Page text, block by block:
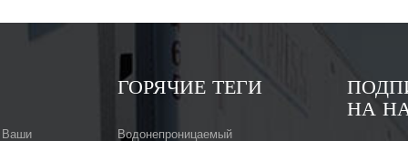
ГОРЯЧИЕ ТЕГИ
Водонепроницаемый
НА